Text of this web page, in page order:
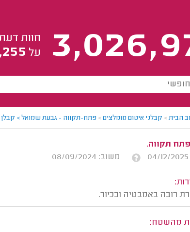
חוות
על
הבית> קבלני איטום מומלצים> פתח-תקווה - גבעת שמואל > קבלן
פתח תקווה.
משוב: 08/09/2024
רובה באמבטיה ובכיור.
מהשטח: